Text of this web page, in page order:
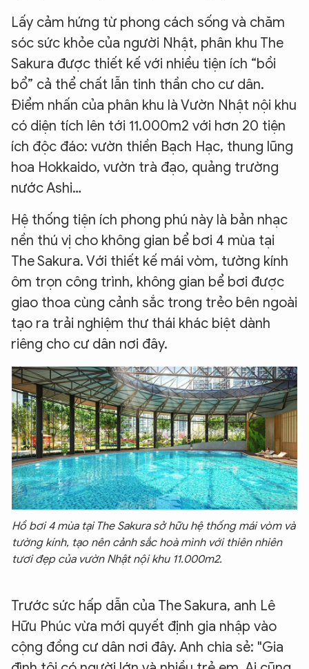
Lấy cảm hứng từ phong cách sống và chăm
sóc sức khỏe của người Nhật, phân khu The
Sakura được thiết kế với nhiều tiện ích “bồi
bổ” cả thể chất lẫn tinh thần cho cư dân.
Điểm nhấn của phân khu là Vườn Nhật nội khu
có diện tích lên tới 11.000m2 với hơn 20 tiện
ích độc đáo: vườn thiền Bạch Hạc, thung lũng
hoa Hokkaido, vườn trà đạo, quảng trường
nước Ashi…
Hệ thống tiện ích phong phú này là bản nhạc
nền thú vị cho không gian bể bơi 4 mùa tại
The Sakura. Với thiết kế mái vòm, tường kính
ôm trọn công trình, không gian bể bơi được
giao thoa cùng cảnh sắc trong trẻo bên ngoài
tạo ra trải nghiệm thư thái khác biệt dành
riêng cho cư dân nơi đây.
Hồ bơi 4 mùa tại The Sakura sở hữu hệ thống mái vòm và
tường kính, tạo nên cảnh sắc hoà mình với thiên nhiên
tươi đẹp của vườn Nhật nội khu 11.000m2.
Trước sức hấp dẫn của The Sakura, anh Lê
Hữu Phúc vừa mới quyết định gia nhập vào
cộng đồng cư dân nơi đây. Anh chia sẻ: "Gia